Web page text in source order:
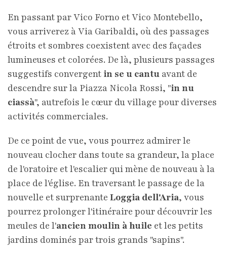
En passant par Vico Forno et Vico Montebello,
vous arriverez à Via Garibaldi, où des passages
étroits et sombres coexistent avec des façades
lumineuses et colorées. De là, plusieurs passages
suggestifs convergent in se u cantu avant de
descendre sur la Piazza Nicola Rossi, "in nu
ciassà", autrefois le cœur du village pour diverses
activités commerciales.
De ce point de vue, vous pourrez admirer le
nouveau clocher dans toute sa grandeur, la place
de l'oratoire et l'escalier qui mène de nouveau à la
place de l'église. En traversant le passage de la
nouvelle et surprenante Loggia dell'Aria, vous
pourrez prolonger l'itinéraire pour découvrir les
meules de l'ancien moulin à huile et les petits
jardins dominés par trois grands "sapins".